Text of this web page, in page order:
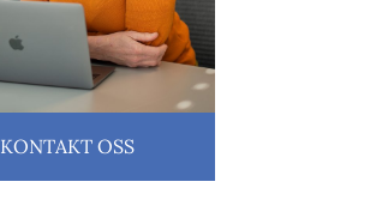
KONTAKT OSS